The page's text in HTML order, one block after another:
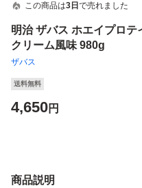
この商品は3日 で売れました
明治 ザバス ホエイプロテ
クリーム風味 980g
ザバス
送料無料
4,650円
商品説明